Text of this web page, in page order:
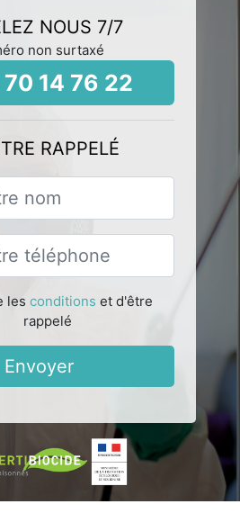
NOUS 7/7
non surtaxé
14 76 22
RAPPELÉ
les conditions et d'être
rappelé
Envoyer